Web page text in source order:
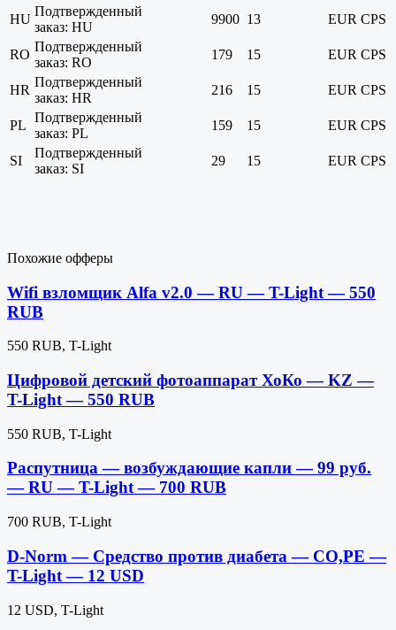
HU
Подтвержденный
заказ: HU
9900 13 EUR CPS
RO
Подтвержденный
заказ: RO
179 15 EUR CPS
HR
Подтвержденный
заказ: HR
216 15 EUR CPS
PL
Подтвержденный
заказ: PL
159 15 EUR CPS
SI
Подтвержденный
заказ: SI
29 15 EUR CPS
Похожие офферы
Wifi взломщик Alfa v2.0 — RU — T-Light — 550
RUB
550 RUB, T-Light
Цифровой детский фотоаппарат ХоКо — KZ —
T-Light — 550 RUB
550 RUB, T-Light
Распутница — возбуждающие капли — 99 руб.
— RU — T-Light — 700 RUB
700 RUB, T-Light
D-Norm — Средство против диабета — CO,PE —
T-Light — 12 USD
12 USD, T-Light